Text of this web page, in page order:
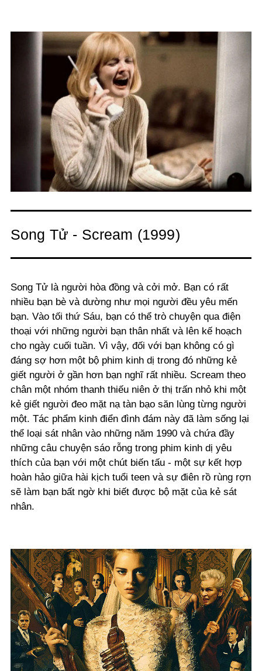
Song Tử - Scream (1999)
Song Tử là người hòa đồng và cởi mở. Bạn có rất
nhiều bạn bè và dường như mọi người đều yêu mến
bạn. Vào tối thứ Sáu, bạn có thể trò chuyện qua điện
thoại với những người bạn thân nhất và lên kế hoạch
cho ngày cuối tuần. Vì vậy, đối với bạn không có gì
đáng sợ hơn một bộ phim kinh dị trong đó những kẻ
giết người ở gần hơn bạn nghĩ rất nhiều. Scream theo
chân một nhóm thanh thiếu niên ở thị trấn nhỏ khi một
kẻ giết người đeo mặt nạ tàn bạo săn lùng từng người
một. Tác phẩm kinh điển đình đám này đã làm sống lại
thể loại sát nhân vào những năm 1990 và chứa đầy
những câu chuyện sáo rỗng trong phim kinh dị yêu
thích của bạn với một chút biến tấu - một sự kết hợp
hoàn hảo giữa hài kịch tuổi teen và sự điên rồ rùng rợn
sẽ làm bạn bất ngờ khi biết được bộ mặt của kẻ sát
nhân.